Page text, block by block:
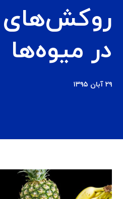
روکش‌های
در میوه‌ها
۲۹ آبان ۱۳۹۵